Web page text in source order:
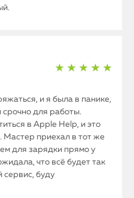
★ ★ ★ ★ ★
и я была в панике,
срочно для работы.
в Apple Help, и это
приехал в тот же
для зарядки прямо у
что всё будет так
сервис, буду